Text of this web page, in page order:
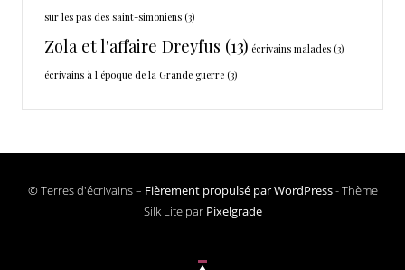
sur les pas des saint-simoniens (3)
Zola et l'affaire Dreyfus (13) écrivains malades (3)
écrivains à l'époque de la Grande guerre (3)
© Terres d'écrivains – Fièrement propulsé par WordPress-Thème
Silk Lite par Pixelgrade